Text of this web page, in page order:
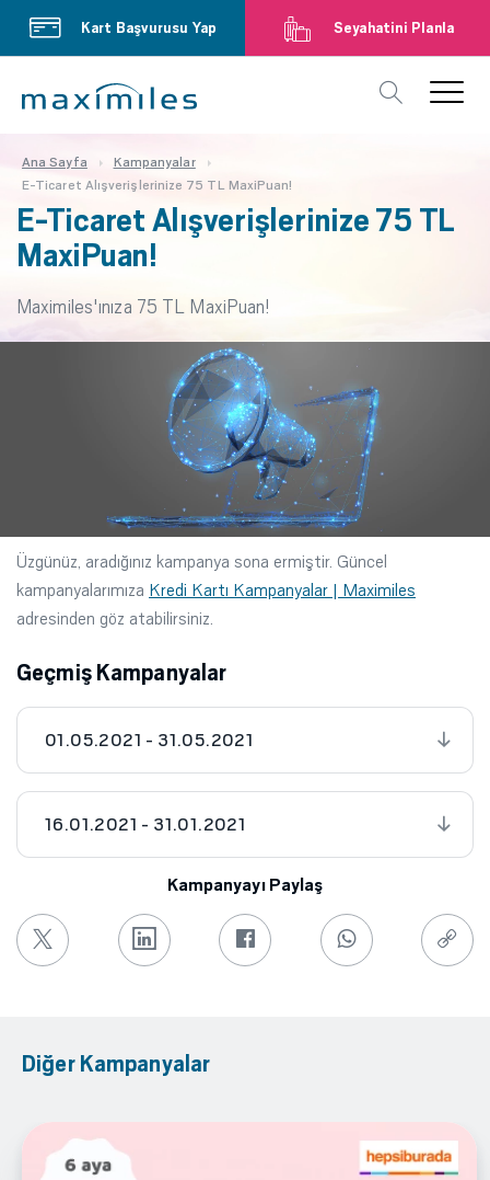
Kart Başvurusu Yap Seyahatini Planla
Ana Sayfa
Kampanyalar
E-Ticaret Alışverişlerinize 75 TL MaxiPuan!
E-Ticaret Alışverişlerinize 75 TL
MaxiPuan!
Maximiles'ınıza 75 TL MaxiPuan!
Üzgünüz, aradığınız kampanya sona ermiştir. Güncel
kampanyalarımıza Kredi Kartı Kampanyalar | Maximiles
adresinden göz atabilirsiniz.
Geçmiş Kampanyalar
01.05.2021 - 31.05.2021
16.01.2021 - 31.01.2021
Kampanyayı Paylaş
Diğer Kampanyalar